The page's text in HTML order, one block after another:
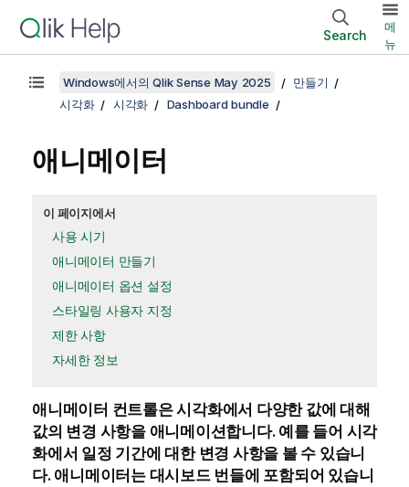
Search
메
뉴
Windows에서의 Qlik Sense May 2025
만들기
시각화
시각화 Dashboard bundle
애니메이터
이 페이지에서
사용 시기
애니메이터 만들기
애니메이터 옵션 설정
스타일링 사용자 지정
제한 사항
자세한 정보
애니메이터 컨트롤은 시각화에서 다양한 값에 대해
값의 변경 사항을 애니메이션합니다. 예를 들어 시각
화에서 일정 기간에 대한 변경 사항을 볼 수 있습니
다. 애니메이터는 대시보드 번들에 포함되어 있습니